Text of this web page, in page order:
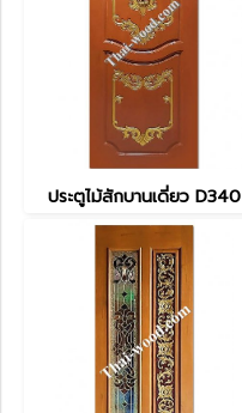
ประตูไม้สักบานเดี่ยว D340